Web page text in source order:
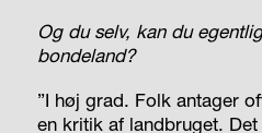
Og du selv, kan du
bondeland?
”I høj grad. Folk antager
en kritik af landbruget.